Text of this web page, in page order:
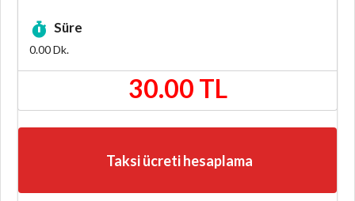
Süre
0.00Dk.
30.00 TL
Taksi ücreti hesaplama